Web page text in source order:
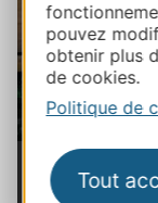
pouvez
obtenir plus
de cookies.
Politique de
Tout
Les